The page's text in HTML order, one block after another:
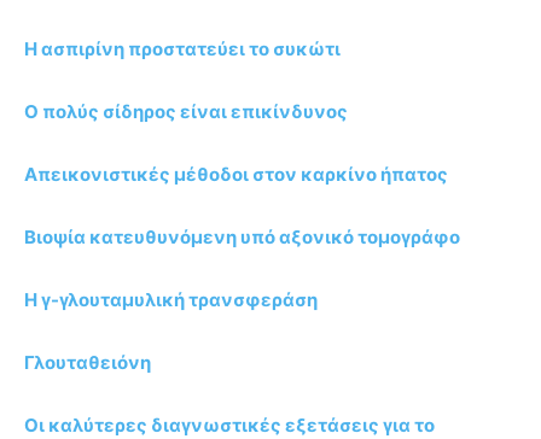
Η ασπιρίνη προστατεύει το συκώτι
Ο πολύς σίδηρος είναι επικίνδυνος
Απεικονιστικές μέθοδοι στον καρκίνο ήπατος
Βιοψία κατευθυνόμενη υπό αξονικό τομογράφο
Η γ-γλουταμυλική τρανσφεράση
Γλουταθειόνη
Οι καλύτερες διαγνωστικές εξετάσεις για το